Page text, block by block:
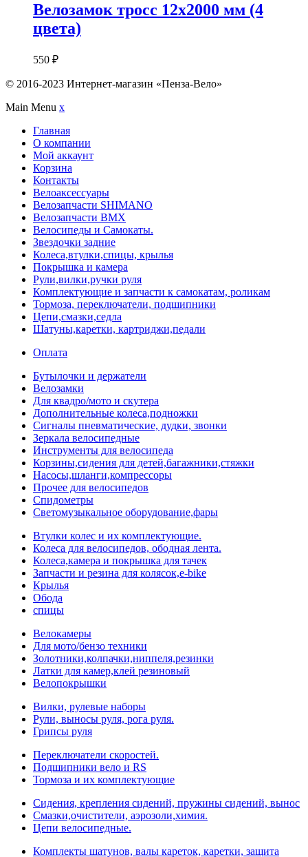
Велозамок тросс 12х2000 мм (4
цвета)
550 ₽
© 2016-2023 Интернет-магазин «Пенза-Вело»
Main Menu x
Главная
О компании
Мой аккаунт
Корзина
Контакты
Велоаксессуары
Велозапчасти SHIMANO
Велозапчасти BMX
Велосипеды и Самокаты.
Звездочки задние
Колеса,втулки,спицы, крылья
Покрышка и камера
Рули,вилки,ручки руля
Комплектующие и запчасти к самокатам, роликам
Тормоза, переключатели, подшипники
Цепи,смазки,седла
Шатуны,каретки, картриджи,педали
Оплата
Бутылочки и держатели
Велозамки
Для квадро/мото и скутера
Дополнительные колеса,подножки
Сигналы пневматические, дудки, звонки
Зеркала велосипедные
Инструменты для велосипеда
Корзины,сидения для детей,багажники,стяжки
Насосы,шланги,компрессоры
Прочее для велосипедов
Спидометры
Светомузыкальное оборудование,фары
Втулки колес и их комплектующие.
Колеса для велосипедов, ободная лента.
Колеса,камера и покрышка для тачек
Запчасти и резина для колясок,e-bike
Крылья
Обода
спицы
Велокамеры
Для мото/бензо техники
Золотники,колпачки,ниппеля,резинки
Латки для камер,клей резиновый
Велопокрышки
Вилки, рулевые наборы
Рули, выносы руля, рога руля.
Грипсы руля
Переключатели скоростей.
Подшипники вело и RS
Тормоза и их комплектующие
Сидения, крепления сидений, пружины сидений, вынос
Смазки,очистители, аэрозоли,химия.
Цепи велосипедные.
Комплекты шатунов, валы кареток, каретки, защита